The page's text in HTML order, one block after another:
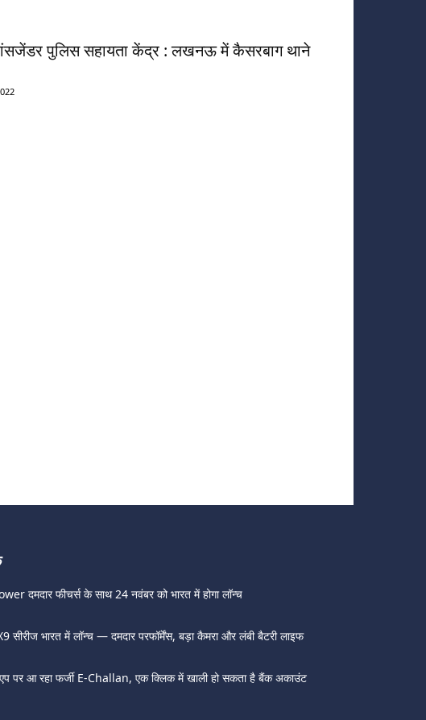
पुलिस सहायता केंद्र : लखनऊ में कैसरबाग थाने
दमदार फीचर्स के साथ 24 नवंबर को भारत में होगा लॉन्च
भारत में लॉन्च — दमदार परफॉर्मेंस, बड़ा कैमरा और लंबी बैटरी लाइफ
पर आ रहा फर्जी E-Challan, एक क्लिक में खाली हो सकता है बैंक अकाउंट